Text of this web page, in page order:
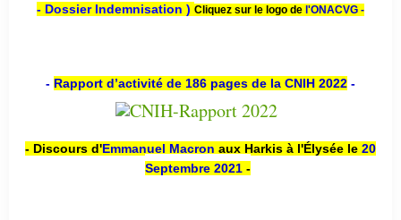
- Dossier Indemnisation ) Cliquez sur le logo de l'ONACVG -
- Rapport d’activité de 186 pages de la CNIH 2022 -
- Discours d'Emmanuel Macron aux Harkis à l'Élysée le 20
Septembre 2021 -